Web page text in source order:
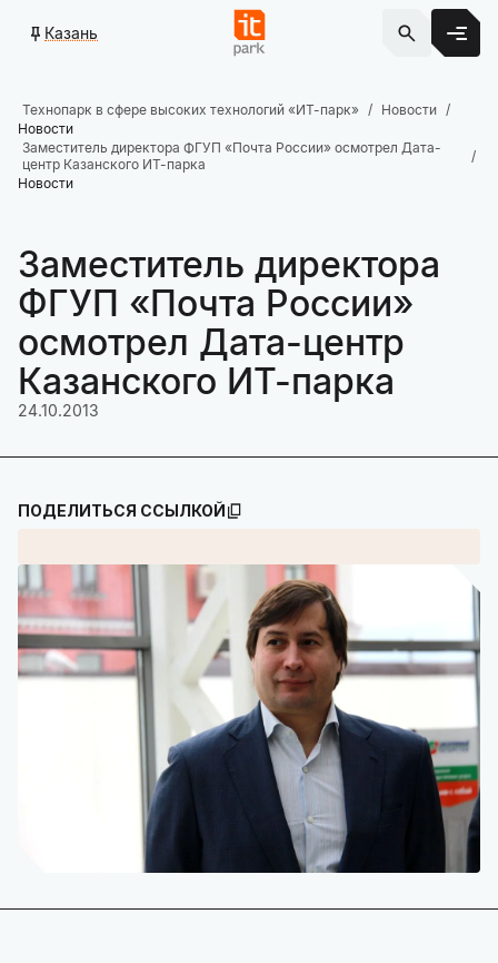
Казань
Технопарк в сфере высоких технологий «ИТ-парк»
Новости
Новости
Заместитель директора ФГУП «Почта России» осмотрел Дата-
центр Казанского ИТ-парка
Новости
Заместитель директора
ФГУП «Почта России»
осмотрел Дата-центр
Казанского ИТ-парка
24.10.2013
ПОДЕЛИТЬСЯ ССЫЛКОЙ